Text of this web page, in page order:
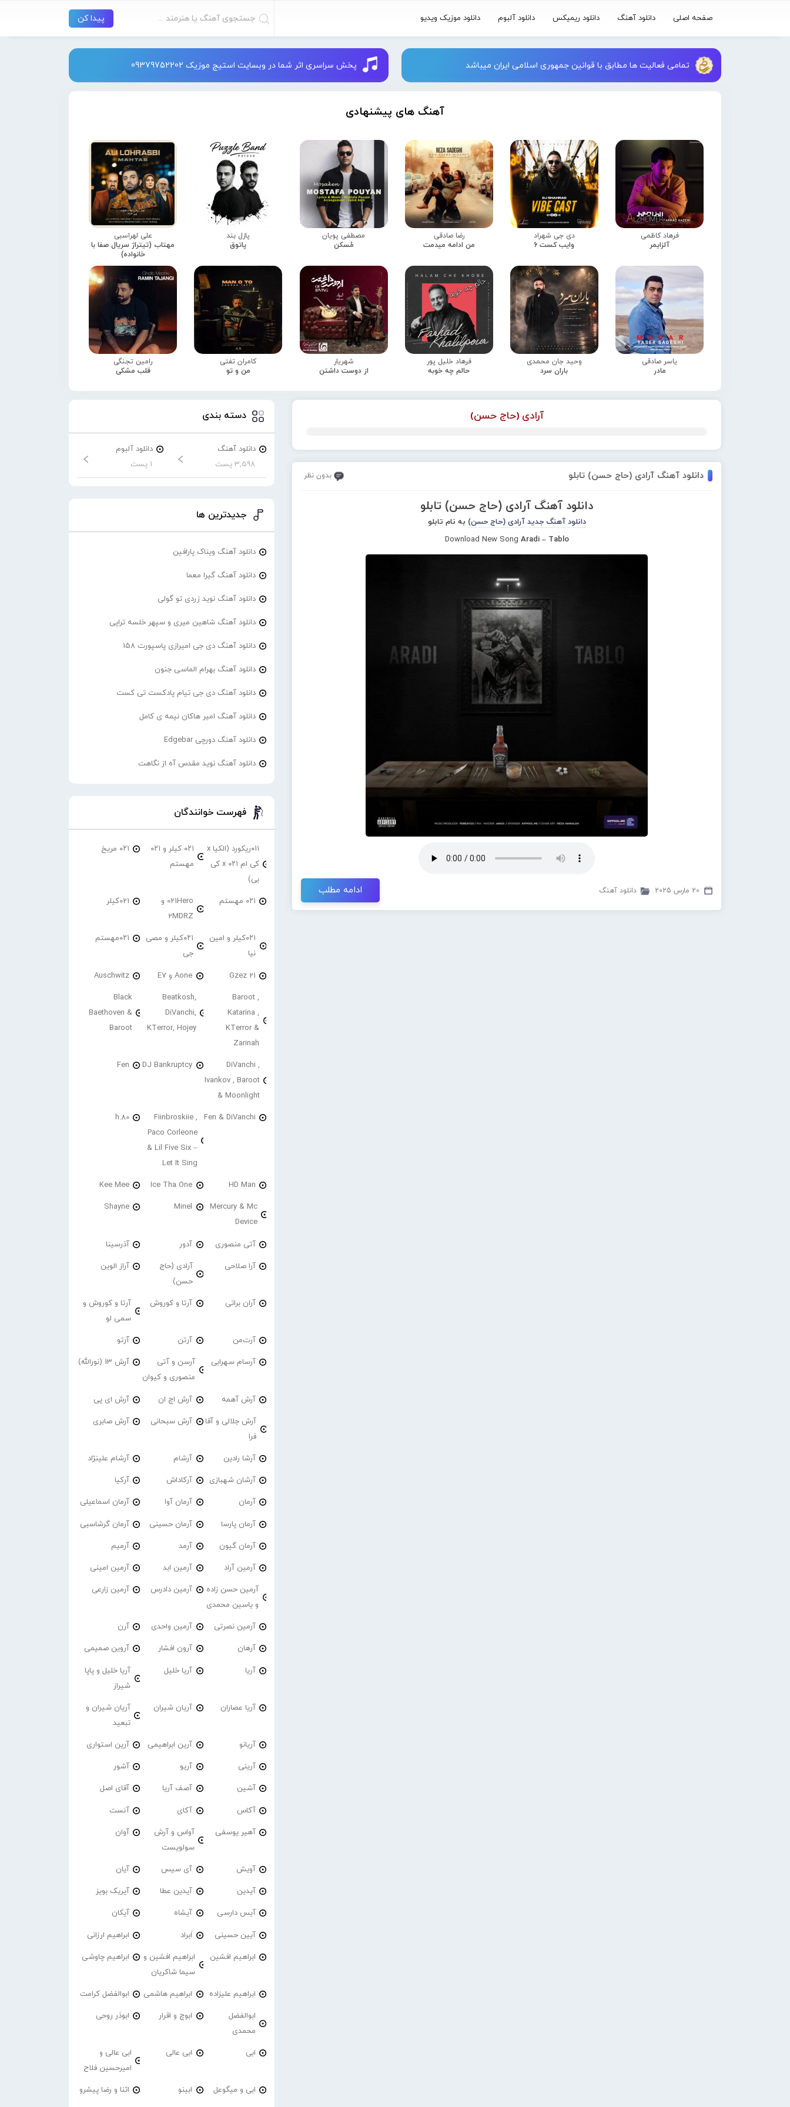
صفحه اصلی دانلود آهنگ دانلود ریمیکس دانلود آلبوم دانلود موزیک ویدیو
تمامی فعالیت ها مطابق با قوانین جمهوری اسلامی ایران میباشد پخش سراسری اثر شما در وبسایت استیج موزیک 09379752202
آهنگ های پیشنهادی
فرهاد کاظمی
آلزایمر
دی جی شهراد
وایب کست 6
رضا صادقی
من ادامه میدمت
مصطفی پویان
مُسکن
پازل بند
پاتوق
علی لهراسبی
مهتاب (تیتراژ سریال صفا با
خانواده)
یاسر صادقی
مادر
وحید جان محمدی
باران سرد
فرهاد خلیل پور
حالم چه خوبه
شهریار
از دوست داشتن
کامران تفتی
من و تو
رامین تجنگی
قلب مشکی
آرادی (حاج حسن)
دانلود آهنگ آرادی (حاج حسن) تابلو بدون نظر
دانلود آهنگ آرادی (حاج حسن) تابلو
دانلود آهنگ جدید آرادی (حاج حسن) به نام تابلو
Download New Song Aradi – Tablo
20 مارس 2025 دانلود آهنگ ادامه مطلب
دسته بندی
دانلود آهنگ
3,598 پست
دانلود آلبوم
1 پست
جدیدترین ها
دانلود آهنگ ویناک پارافین
دانلود آهنگ گیرا معما
دانلود آهنگ نوید زردی تو گولی
دانلود آهنگ شاهین میری و سپهر خلسه تراپی
دانلود آهنگ دی جی امیرازی پاسپورت 158
دانلود آهنگ بهرام الماسی جنون
دانلود آهنگ دی جی تیام پادکست تی کست
دانلود آهنگ امیر هاکان نیمه ی کامل
دانلود آهنگ دورچی Edgebar
دانلود آهنگ نوید مقدس آه از نگاهت
فهرست خوانندگان
۰۱۱ریکورد (الکیا x
کی ام ۰۲۱ x کی
بی)
۰۲۱ کیلر و ۰۲۱
مهستم
۰۲۱ مریخ
۰۲۱ مهستم
021Hero و
2MDRZ
021کیلر
۰۲۱کیلر و امین
نیا
۰۲۱کیلر و مصی
جی
۰۲۱مهستم
21 Gzez Aone و E7 Auschwitz
Baroot ,
Katarina ,
KTerror &
Zarinah
Beatkosh,
DiVanchi,
KTerror, Hojey
Black
Baethoven &
Baroot
DiVanchi ,
Ivankov , Baroot
& Moonlight
DJ Bankruptcy
Fen
Fen & DiVanchi
Fiinbroskiie ,
Paco Corleone
& Lil Five Six –
Let It Sing
h.80
HD Man
Ice Tha One
Kee Mee
Mercury & Mc
Device
Minel
Shayne
آتی منصوری آدور آذرسینا
آرا صلاحی
آرادی (حاج
حسن)
آراز الوین
آران براتی آرتا و کوروش
آرتا و کوروش و
سمی لو
آرت‌من آرتن آرتو
آرسام سهرابی
آرسن و آتی
منصوری و کیوان
آرش 13 (نورالله)
آرش آهمه آرش اچ ان آرش ای پی
آرش جلالی و آقا
فرا
آرش سبحانی آرش صابری
آرشا رادین آرشام آرشام علینژاد
آرشان شهبازی آرکاداش آرکیا
آرمان آرمان آوا آرمان اسماعیلی
آرمان پارسا آرمان حسینی آرمان گرشاسبی
آرمان گیون آرمد آرمیم
آرمین آراد آرمین ابد آرمین امینی
آرمین حسن زاده
و یاسین محمدی
آرمین دادرس آرمین زارعی
آرمین نصرتی آرمین واحدی آرن
آرهان آرون افشار آروین صمیمی
آریا آریا خلیل
آریا خلیل و پاپا
شیراز
آریا عصاران آریان شیران
آریان شیران و
تبعید
آریانو آرین ابراهیمی آرین استواری
آرینی آریو آشور
آشین آصف آریا آقای اصل
آکاس آکای آنست
آهیر یوسفی
آواس و آرش
سولویست
آوان
آویش آی سیس آیان
آیدین آیدین عطا آیریک بویز
آیس دارسی آیشاه آیکان
آیین حسینی اَبراد ابراهیم ارزانی
ابراهیم افشین
ابراهیم افشین و
سیما شاکریان
ابراهیم چاوشی
ابراهیم علیزاده ابراهیم هاشمی ابوالفضل کرامت
ابوالفضل
محمدی
ابوچ و اقرار ابوذر روحی
ابی ابی عالی
ابی عالی و
امیرحسین فلاح
ابی و میگوعل ابینو اثنا و رضا پیشرو